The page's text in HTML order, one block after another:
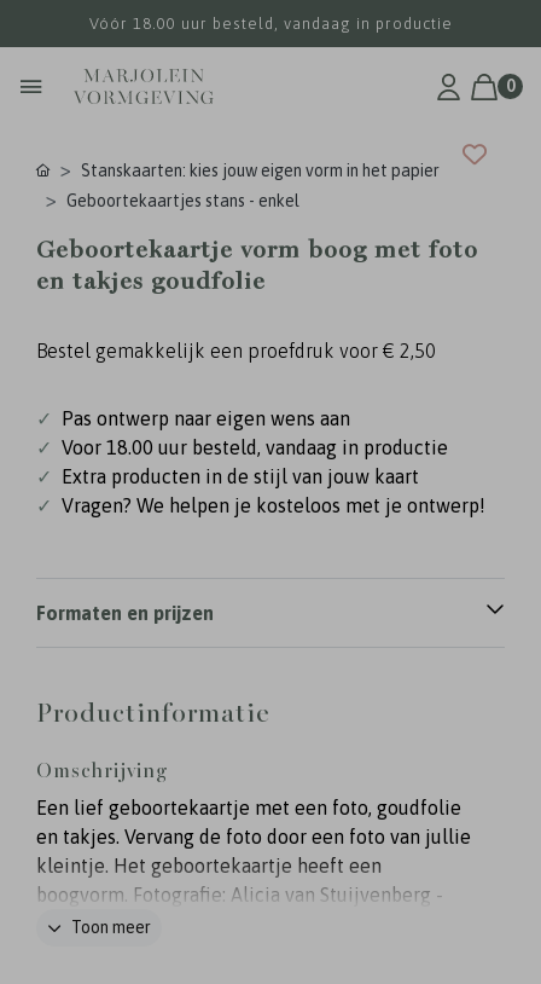
Vóór 18.00 uur besteld, vandaag in productie
0
Stanskaarten: kies jouw eigen vorm in het papier
Geboortekaartjes stans - enkel
Geboortekaartje vorm boog met foto
en takjes goudfolie
Bestel gemakkelijk een proefdruk voor € 2,50
✓
Pas ontwerp naar eigen wens aan
✓ Voor 18.00 uur besteld, vandaag in productie
✓
Extra producten in de stijl van jouw kaart
✓ Vragen? We helpen je kosteloos met je ontwerp!
Formaten en prijzen
Productinformatie
Omschrijving
Een lief geboortekaartje met een foto, goudfolie
en takjes. Vervang de foto door een foto van jullie
kleintje. Het geboortekaartje heeft een
boogvorm. Fotografie: Alicia van Stuijvenberg -
www.aliciavanstuijvenberg.nl
Toon meer